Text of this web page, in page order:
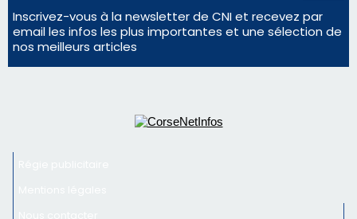
Nous contacter
© 2026 corsenetinfos